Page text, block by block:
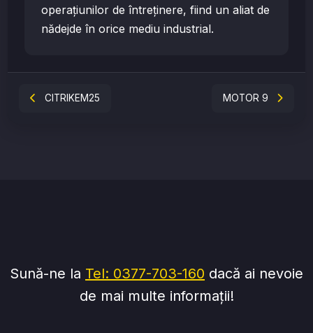
operațiunilor de întreținere, fiind un aliat de
nădejde în orice mediu industrial.
CITRIKEM25 MOTOR 9
Sună-ne la Tel: 0377-703-160 dacă ai nevoie
de mai multe informații!